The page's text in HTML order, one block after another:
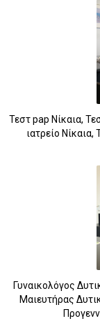
Τεστ pap Νίκαια,
ιατρείο
Γυναικολόγος
Μαιευτήρας